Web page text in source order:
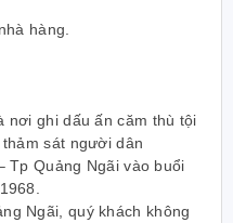
hàng.
nơi ghi dấu ấn căm thù tội
sát người dân
Tp Quảng Ngãi vào buổi
Ngãi, quý khách không